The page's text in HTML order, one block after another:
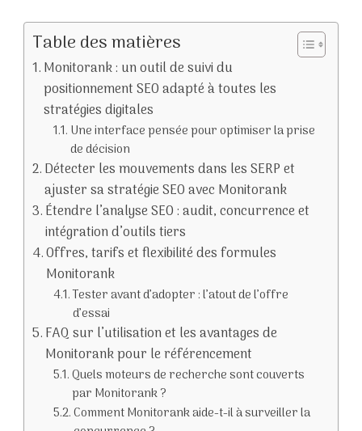
Table des matières
Monitorank : un outil de suivi du
positionnement SEO adapté à toutes les
stratégies digitales
Une interface pensée pour optimiser la prise
de décision
Détecter les mouvements dans les SERP et
ajuster sa stratégie SEO avec Monitorank
Étendre l’analyse SEO : audit, concurrence et
intégration d’outils tiers
Offres, tarifs et flexibilité des formules
Monitorank
Tester avant d’adopter : l’atout de l’offre
d’essai
FAQ sur l’utilisation et les avantages de
Monitorank pour le référencement
Quels moteurs de recherche sont couverts
par Monitorank ?
Comment Monitorank aide-t-il à surveiller la